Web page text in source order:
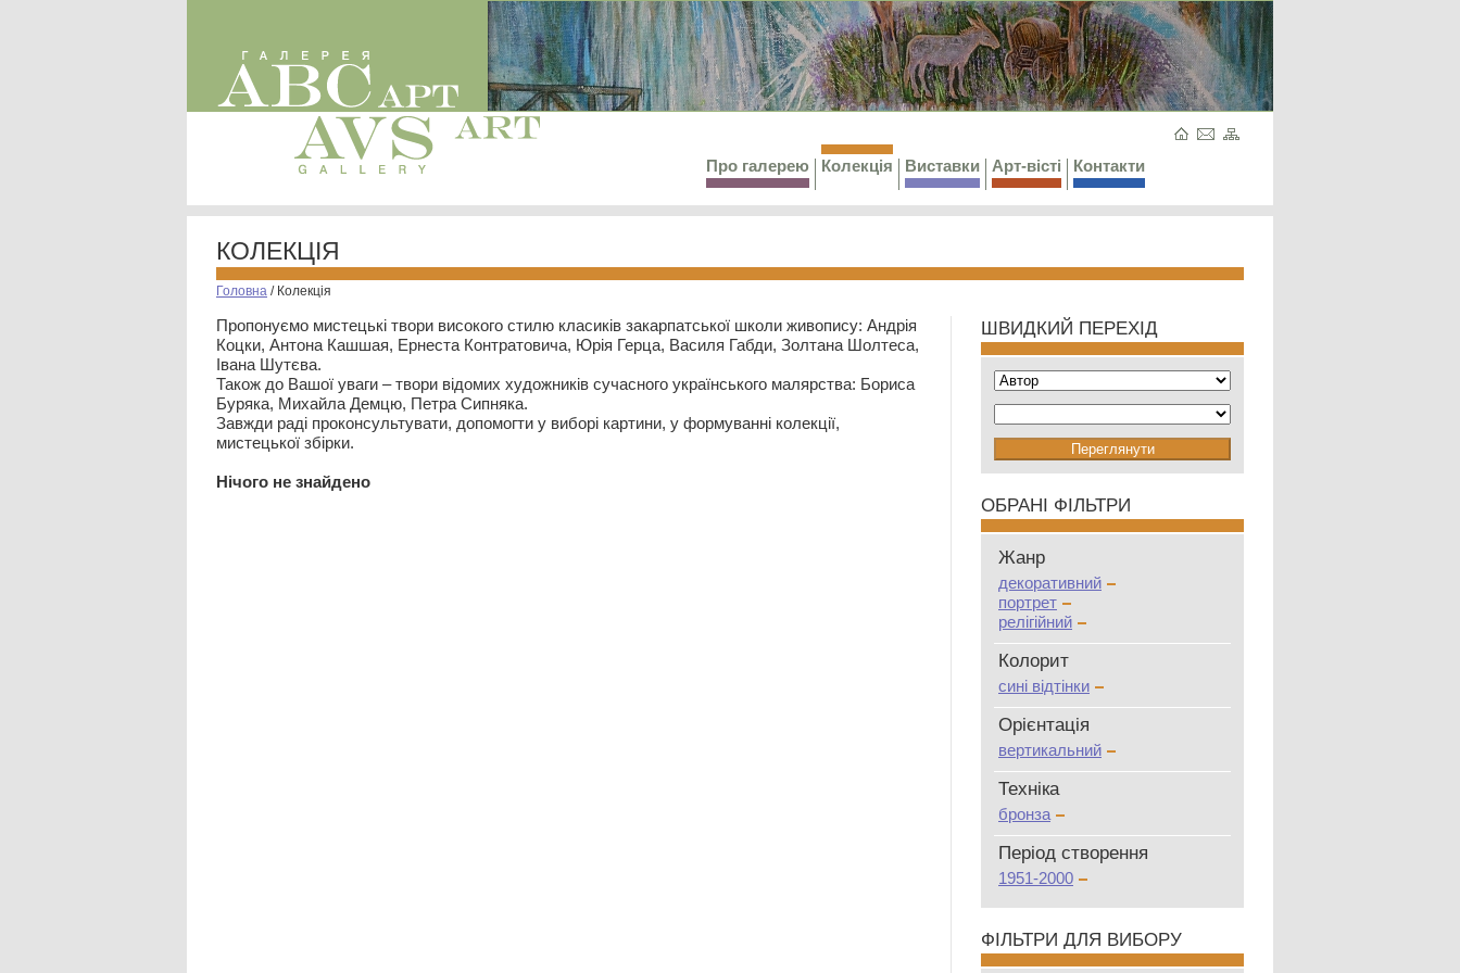
Про галерею Колекція Виставки Арт-вісті Контакти
КОЛЕКЦІЯ
Головна / Колекція
Пропонуємо мистецькі твори високого стилю класиків закарпатської школи живопису: Андрія
Коцки, Антона Кашшая, Ернеста Контратовича, Юрія Герца, Василя Габди, Золтана Шолтеса,
Івана Шутєва.
Також до Вашої уваги – твори відомих художників сучасного українського малярства: Бориса
Буряка, Михайла Демцю, Петра Сипняка.
Завжди раді проконсультувати, допомогти у виборі картини, у формуванні колекції,
мистецької збірки.
Нiчого не знайдено
ШВИДКИЙ ПЕРЕХІД
ОБРАНІ ФІЛЬТРИ
Жанр
декоративний
портрет
релігійний
Колорит
сині відтінки
Oрієнтація
вертикальний
Техніка
бронза
Період створення
1951-2000
ФІЛЬТРИ ДЛЯ ВИБОРУ